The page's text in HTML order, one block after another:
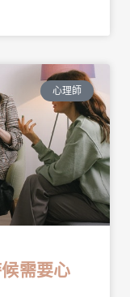
心理師
需要心